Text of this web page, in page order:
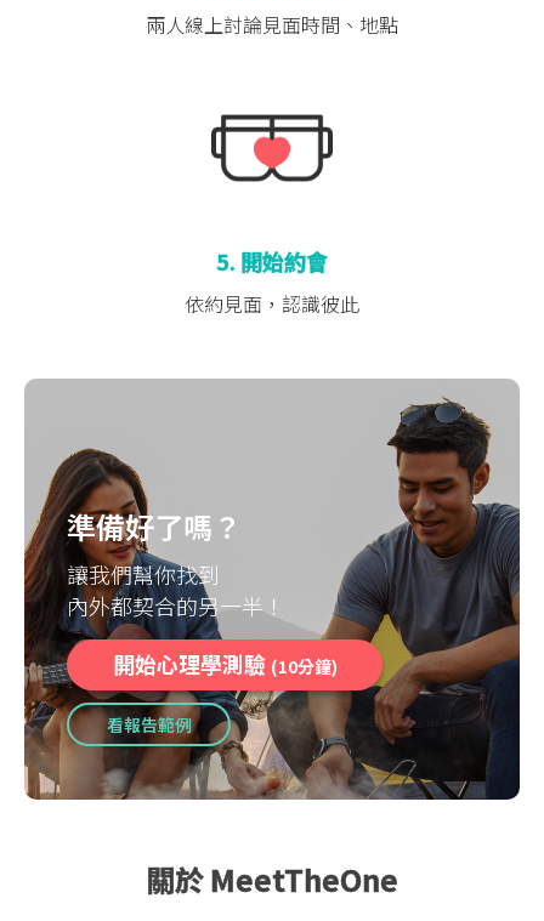
兩人線上討論見面時間、地點
5. 開始約會
依約見面，認識彼此
準備好了嗎？
讓我們幫你找到
內外都契合的另一半！
開始心理學測驗 (10分鐘)
看報告範例
關於 MeetTheOne